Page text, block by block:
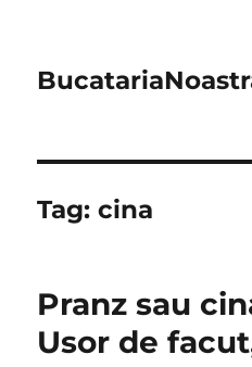
Tag:cina
Pranz sau
Usor de